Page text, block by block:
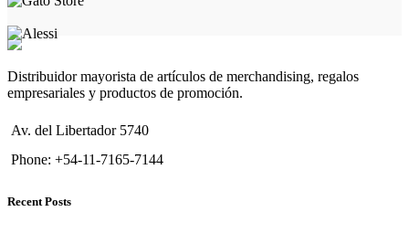
Distribuidor mayorista de artículos de merchandising, regalos
empresariales y productos de promoción.
Av. del Libertador 5740
Phone: +54-11-7165-7144
Recent Posts